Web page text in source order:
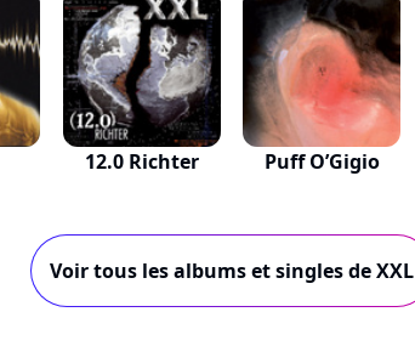
12.0 Richter Puff O’Gigio
Voir tous les albums et singles de XXL